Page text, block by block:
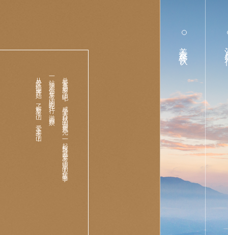
总要来趟罗浮山吧！感受大自然的迤逦风光，一起探寻藏在罗浮山里的人文故事。
一站满足你在罗浮山的吃住行·游购娱，
从景区指南开始，了解罗浮山，爱上罗浮山！
美食餐饮